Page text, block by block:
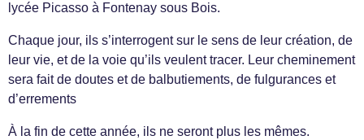
lycée Picasso à Fontenay sous Bois.
Chaque jour, ils s’interrogent sur le sens de leur création, de
leur vie, et de la voie qu’ils veulent tracer. Leur cheminement
sera fait de doutes et de balbutiements, de fulgurances et
d’errements
À la fin de cette année, ils ne seront plus les mêmes.